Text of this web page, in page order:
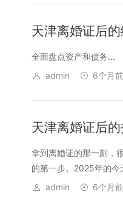
天津离婚证后
全面盘点资产和债务...
admin
6个月前
天津离婚证后
拿到离婚证的那一刻，
的第一步。2025年的
admin
6个月前